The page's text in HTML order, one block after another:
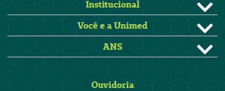
Institucional
Você e a Unimed
ANS
Ouvidoria